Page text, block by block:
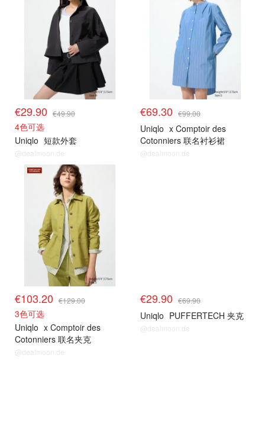
€29.90 €49.90
4色可选
Uniqlo 短款外套
@dealmoon.de
€69.30 €99.00
Uniqlo x Comptoir des
Cotonniers 联名衬衫裙
@dealmoon.de
其他精选
€103.20 €129.00
3色可选
Uniqlo x Comptoir des
Cotonniers 联名夹克
@dealmoon.de
€29.90 €69.90
Uniqlo PUFFERTECH 夹克
@dealmoon.de